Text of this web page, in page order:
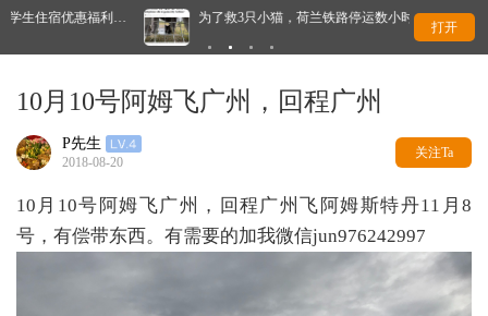
为了救3只小猫，荷兰铁路停运数小时！最后结局太暖了 这
打开
10月10号阿姆飞广州，回程广州
P先生
2018-08-20
关注Ta
10月10号阿姆飞广州，回程广州飞阿姆斯特丹11月8
号，有偿带东西。有需要的加我微信jun976242997